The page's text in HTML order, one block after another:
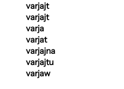
varjajt
varjajt
varja
varjat
varjajna
varjajtu
varjaw